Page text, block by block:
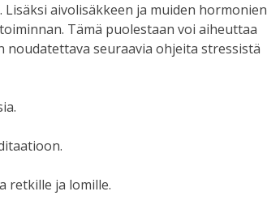
aivolisäkkeen ja muiden hormonien
Tämä puolestaan ​​voi aiheuttaa
seuraavia ohjeita stressistä
retkille ja lomille.